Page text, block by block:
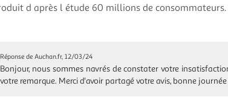
d après l étude 60 millions de consommateurs.
Réponse de Auchan.fr, 12/03/24
Bonjour, nous sommes navrés de constater votre
votre remarque. Merci d'avoir partagé votre avis, bonne